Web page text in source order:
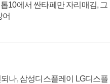
10에서 싼타페만 자리매김, 그
어
나, 삼성디스플레이 LG디스플